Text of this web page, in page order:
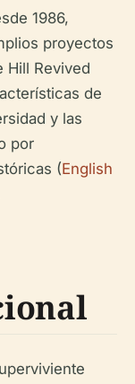
1986,
proyectos
Hill Revived
de
y las
por
(English